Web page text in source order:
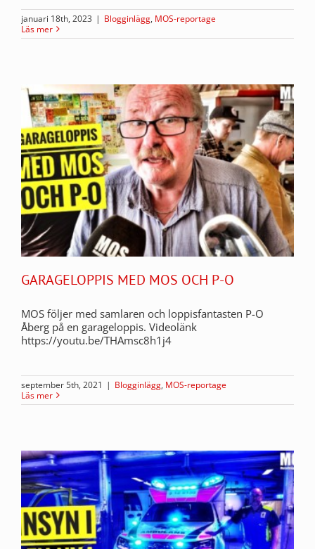
januari 18th, 2023 | Blogginlägg, MOS-reportage
Läs mer
GARAGELOPPIS MED MOS OCH P-O
MOS följer med samlaren och loppisfantasten P-O
Åberg på en garageloppis. Videolänk
https://youtu.be/THAmsc8h1j4
september 5th, 2021 | Blogginlägg, MOS-reportage
Läs mer